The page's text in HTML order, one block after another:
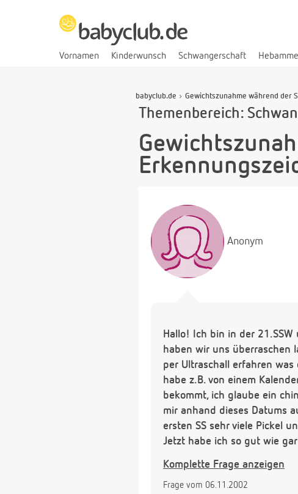
Vornamen Kinderwunsch Schwangerschaft Hebamme
babyclub.de Gewichtszunahme während der
Themenbereich:
Anonym
Hallo! Ich bin in der
haben wir uns überraschen
per Ultraschall erfahren
habe z.B. von einem
bekommt, ich glaube ein
mir anhand dieses Datums
ersten SS sehr viele Pickel
Jetzt habe ich so gut wie
jetzt in der 21.SSW und
zuviel? Wieviel nimmt man
Komplette Frage anzeigen
Frage vom 06.11.2002